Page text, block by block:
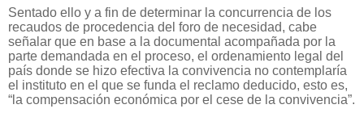
Sentado ello y a fin de determinar la concurrencia de los
recaudos de procedencia del foro de necesidad, cabe
señalar que en base a la documental acompañada por la
parte demandada en el proceso, el ordenamiento legal del
país donde se hizo efectiva la convivencia no contemplaría
el instituto en el que se funda el reclamo deducido, esto es,
“la compensación económica por el cese de la convivencia”.